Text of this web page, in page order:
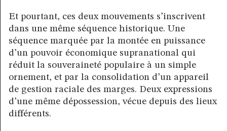
Et pourtant, ces deux mouvements s’inscrivent
dans une même séquence historique. Une
séquence marquée par la montée en puissance
d’un pouvoir économique supranational qui
réduit la souveraineté populaire à un simple
ornement, et par la consolidation d’un appareil
de gestion raciale des marges. Deux expressions
d’une même dépossession, vécue depuis des lieux
différents.